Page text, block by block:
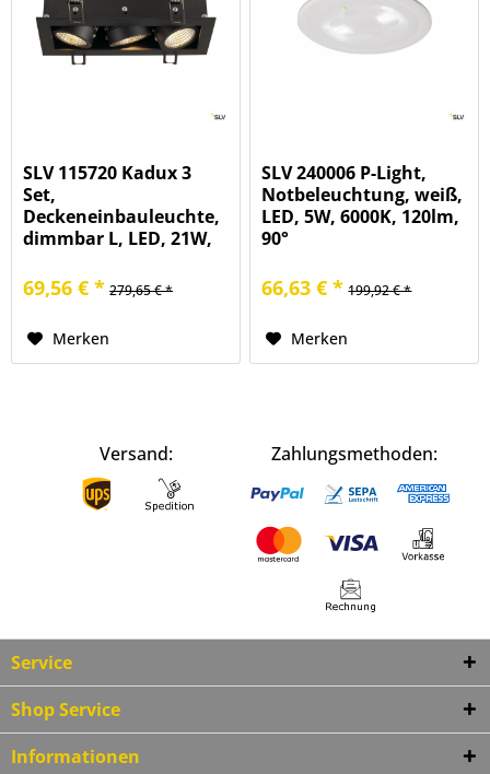
SLV 115720 Kadux 3
Set,
Deckeneinbauleuchte,
dimmbar L, LED, 21W,
69,56 € * 279,65 € *
Merken
SLV 240006 P-Light,
Notbeleuchtung, weiß,
LED, 5W, 6000K, 120lm,
90°
66,63 € * 199,92 € *
Merken
Versand: Zahlungsmethoden:
Service
Shop Service
Informationen